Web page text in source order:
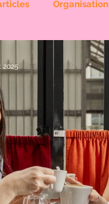
Organisation
2025